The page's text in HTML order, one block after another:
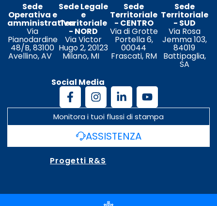
Sede
Operativa e
amministrativa
Via
Pianodardine
48/B, 83100
Avellino, AV
Sede Legale
e
Territoriale
- NORD
Via Victor
Hugo 2, 20123
Milano, MI
Sede
Territoriale
- CENTRO
Via di Grotte
Portella 6,
00044
Frascati, RM
Sede
Territoriale
- SUD
Via Rosa
Jemma 103,
84019
Battipaglia,
SA
Social Media
Monitora i tuoi flussi di stampa
ASSISTENZA
Progetti R&S